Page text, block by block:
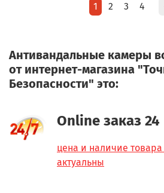
1 2 3 4
Антивандальные камеры
от интернет-магазина
Безопасности" это:
Online заказ
цена и наличие товара
актуальны